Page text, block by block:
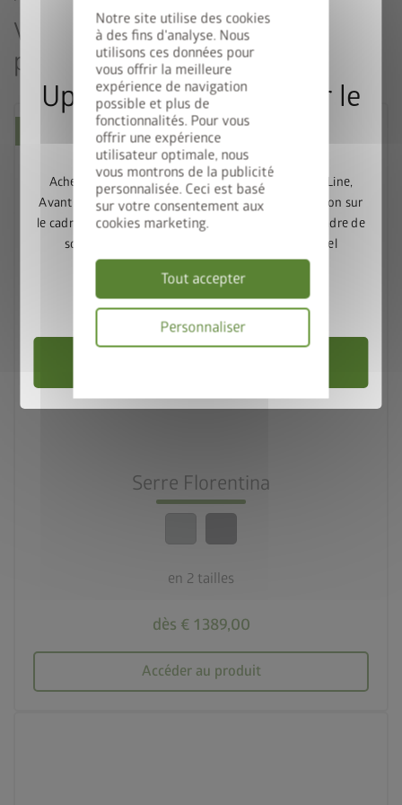
Notre site utilise des cookies
à des fins d'analyse. Nous
utilisons ces données pour
vous offrir la meilleure
expérience de navigation
possible et plus de
fonctionnalités. Pour vous
offrir une expérience
utilisateur optimale, nous
vous montrons de la publicité
personnalisée. Ceci est basé
sur votre consentement aux
cookies marketing.
Tout accepter
Personnaliser
confidentialité
Vous pourriez aussi être intéressé
par
Serre Florentina
en 2 tailles
dès € 1 389,00
Accéder au produit
2 couleurs
2 tailles
crown
Qualité optimale
Upgrade Deal : 50% sur le
cadre de sol
Achetez un abri de jardin Europa, Panorama, HighLine,
AvantGarde ou Neo et bénéficiez de 50% de réduction sur
le cadre de sol assorti. Ajoutez l’abri de jardin et le cadre de
sol au panier, puis saisissez le code promotionnel
FRAME50.
Valable jusqu’au 31/08/2026.